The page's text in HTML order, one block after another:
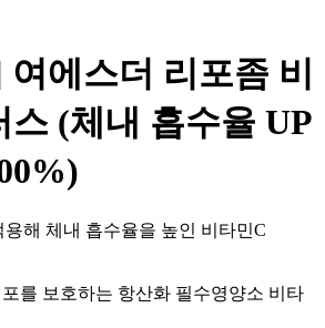
에스더 리포좀 비
스 (체내 흡수율 UP
해 체내 흡수율을 높인 비타민C
를 보호하는 항산화 필수영양소 비타